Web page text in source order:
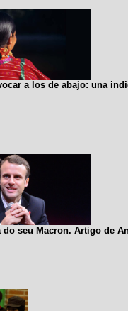
a los de abajo: una
do seu Macron. Artigo de